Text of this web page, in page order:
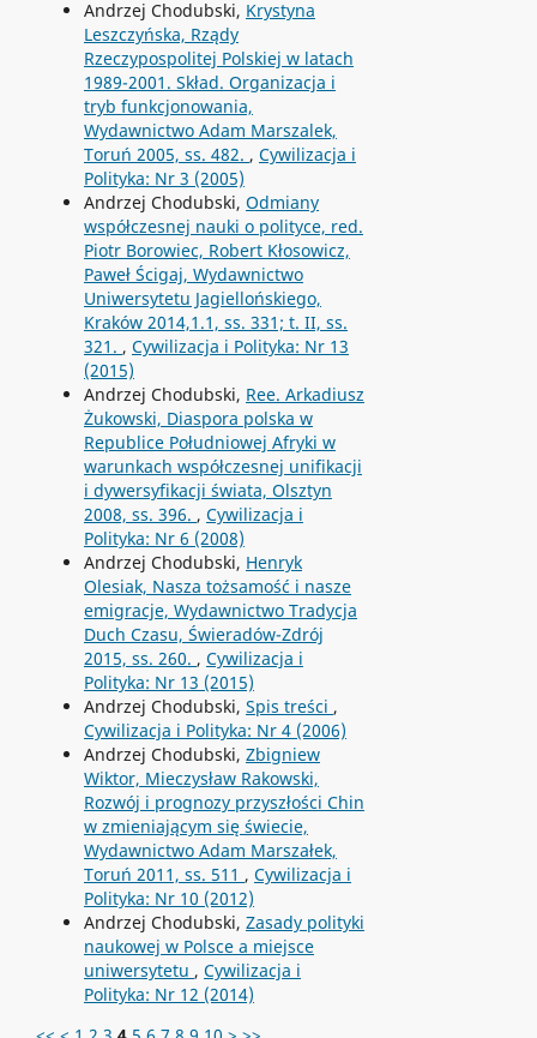
Andrzej Chodubski, Krystyna
Leszczyńska, Rządy
Rzeczypospolitej Polskiej w latach
1989-2001. Skład. Organizacja i
tryb funkcjonowania,
Wydawnictwo Adam Marszalek,
Toruń 2005, ss. 482. , Cywilizacja i
Polityka: Nr 3 (2005)
Andrzej Chodubski, Odmiany
współczesnej nauki o polityce, red.
Piotr Borowiec, Robert Kłosowicz,
Paweł Ścigaj, Wydawnictwo
Uniwersytetu Jagiellońskiego,
Kraków 2014,1.1, ss. 331; t. II, ss.
321. , Cywilizacja i Polityka: Nr 13
(2015)
Andrzej Chodubski, Ree. Arkadiusz
Żukowski, Diaspora polska w
Republice Południowej Afryki w
warunkach współczesnej unifikacji
i dywersyfikacji świata, Olsztyn
2008, ss. 396. , Cywilizacja i
Polityka: Nr 6 (2008)
Andrzej Chodubski, Henryk
Olesiak, Nasza tożsamość i nasze
emigracje, Wydawnictwo Tradycja
Duch Czasu, Świeradów-Zdrój
2015, ss. 260. , Cywilizacja i
Polityka: Nr 13 (2015)
Andrzej Chodubski, Spis treści ,
Cywilizacja i Polityka: Nr 4 (2006)
Andrzej Chodubski, Zbigniew
Wiktor, Mieczysław Rakowski,
Rozwój i prognozy przyszłości Chin
w zmieniającym się świecie,
Wydawnictwo Adam Marszałek,
Toruń 2011, ss. 511 , Cywilizacja i
Polityka: Nr 10 (2012)
Andrzej Chodubski, Zasady polityki
naukowej w Polsce a miejsce
uniwersytetu , Cywilizacja i
Polityka: Nr 12 (2014)